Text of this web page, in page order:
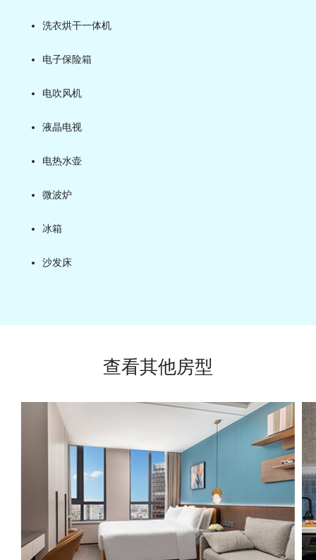
洗衣烘干一体机
电子保险箱
电吹风机
液晶电视
电热水壶
微波炉
冰箱
沙发床
查看其他房型